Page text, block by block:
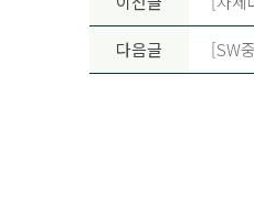
다음글 [SW